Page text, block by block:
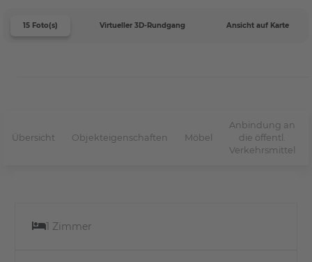
15 Foto(s) Virtueller 3D-Rundgang Ansicht auf Karte
Übersicht Objekteigenschaften Möbel
Anbindung an
die öffentl.
Verkehrsmittel
1 Zimmer